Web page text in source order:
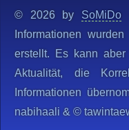
© 2026 by SoMiDo
Informationen
erstellt. Es kann
Aktualität, die
Informationen
nabihaali & ©